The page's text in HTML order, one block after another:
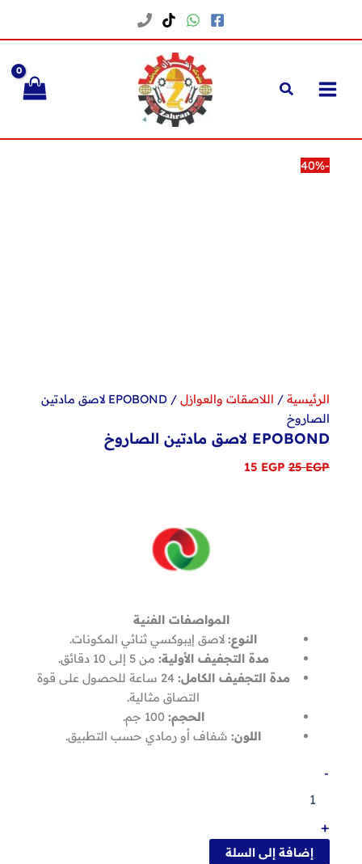
-40%
الرئيسية / اللاصقات والعوازل
/ EPOBOND لاصق مادتين
الصاروخ
EPOBOND لاصق مادتين الصاروخ
25EGP
السعر15 EGP
المواصفات الفنية
النوع:لاصق إيبوكسي ثنائي المكونات.
مدة التجفيف الأولية: من 5 إلى 10 دقائق.
مدة التجفيف الكامل:
24 ساعة للحصول على قوة
التصاق مثالية.
الحجم:
اللون:شفاف أو رمادي حسب التطبيق.
-كمية
لاصق
الصاروخ+
إضافة إلى السلة